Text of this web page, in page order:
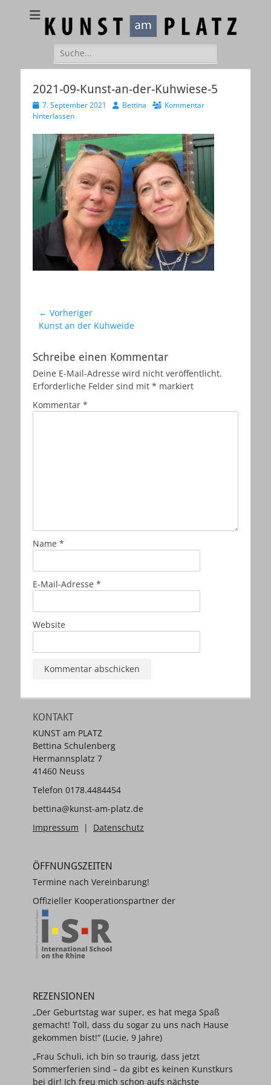
Kunst am Platz
Galerie – Atelier – Kreativ-Events
Suchen
nach:
2021-09-Kunst-an-der-Kuhwiese-5
Veröffentlicht
am
7. September 2021 AutorBettina
Kommentar
hinterlassen
Beitragsnavigation
← Vorheriger
Vorheriger
Kunst an der Kuhweide
Schreibe einen Kommentar
Deine E-Mail-Adresse wird nicht veröffentlicht.
Erforderliche Felder sind mit * markiert
Kommentar *
Name *
E-Mail-Adresse *
Website
KONTAKT
KUNST am PLATZ
Bettina Schulenberg
Hermannsplatz 7
41460 Neuss
Telefon 0178.4484454
bettina@kunst-am-platz.de
Impressum | Datenschutz
ÖFFNUNGSZEITEN
Termine nach Vereinbarung!
Offizieller Kooperationspartner der
REZENSIONEN
„Der Geburtstag war super, es hat mega Spaß
gemacht! Toll, dass du sogar zu uns nach Hause
gekommen bist!“ (Lucie, 9 Jahre)
„Frau Schuli, ich bin so traurig, dass jetzt
Sommerferien sind – da gibt es keinen Kunstkurs
bei dir! Ich freu mich schon aufs nächste